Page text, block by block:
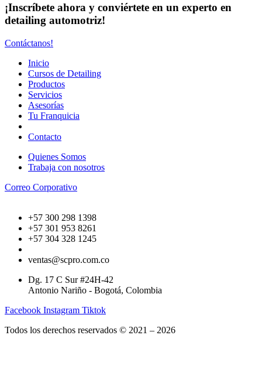
¡Inscríbete ahora y conviértete en un experto en
detailing automotriz!
Contáctanos!
Inicio
Cursos de Detailing
Productos
Servicios
Asesorías
Tu Franquicia
Contacto
Quienes Somos
Trabaja con nosotros
Correo Corporativo
+57 300 298 1398
+57 301 953 8261
+57 304 328 1245
ventas@scpro.com.co
Dg. 17 C Sur #24H-42
Antonio Nariño - Bogotá, Colombia
Facebook Instagram Tiktok
Todos los derechos reservados © 2021 – 2026